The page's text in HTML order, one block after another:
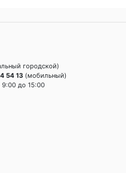
городской)
54 13 (мобильный)
9:00 до 15:00